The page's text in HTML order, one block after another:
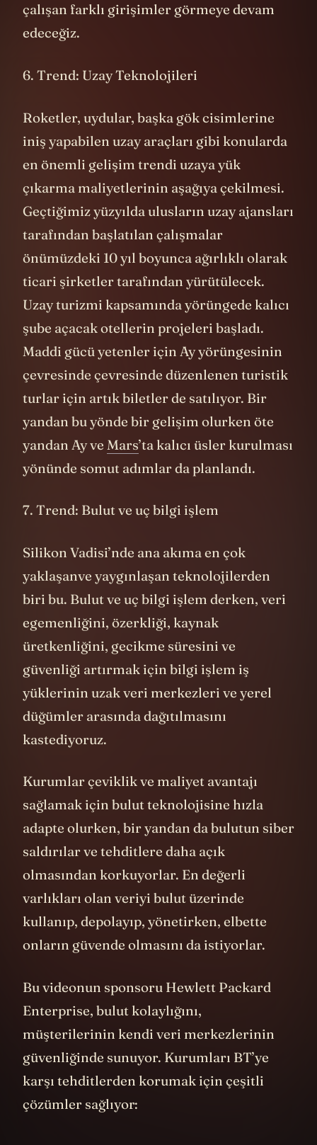
çalışan farklı girişimler görmeye devam
edeceğiz.
6. Trend: Uzay Teknolojileri
Roketler, uydular, başka gök cisimlerine
iniş yapabilen uzay araçları gibi konularda
en önemli gelişim trendi uzaya yük
çıkarma maliyetlerinin aşağıya çekilmesi.
Geçtiğimiz yüzyılda ulusların uzay ajansları
tarafından başlatılan çalışmalar
önümüzdeki 10 yıl boyunca ağırlıklı olarak
ticari şirketler tarafından yürütülecek.
Uzay turizmi kapsamında yörüngede kalıcı
şube açacak otellerin projeleri başladı.
Maddi gücü yetenler için Ay yörüngesinin
çevresinde çevresinde düzenlenen turistik
turlar için artık biletler de satılıyor. Bir
yandan bu yönde bir gelişim olurken öte
yandan Ay ve Mars’ta kalıcı üsler kurulması
yönünde somut adımlar da planlandı.
7. Trend: Bulut ve uç bilgi işlem
Silikon Vadisi’nde ana akıma en çok
yaklaşanve yaygınlaşan teknolojilerden
biri bu. Bulut ve uç bilgi işlem derken, veri
egemenliğini, özerkliği, kaynak
üretkenliğini, gecikme süresini ve
güvenliği artırmak için bilgi işlem iş
yüklerinin uzak veri merkezleri ve yerel
düğümler arasında dağıtılmasını
kastediyoruz.
Kurumlar çeviklik ve maliyet avantajı
sağlamak için bulut teknolojisine hızla
adapte olurken, bir yandan da bulutun siber
saldırılar ve tehditlere daha açık
olmasından korkuyorlar. En değerli
varlıkları olan veriyi bulut üzerinde
kullanıp, depolayıp, yönetirken, elbette
onların güvende olmasını da istiyorlar.
Bu videonun sponsoru Hewlett Packard
Enterprise, bulut kolaylığını,
müşterilerinin kendi veri merkezlerinin
güvenliğinde sunuyor. Kurumları BT’ye
karşı tehditlerden korumak için çeşitli
çözümler sağlıyor: